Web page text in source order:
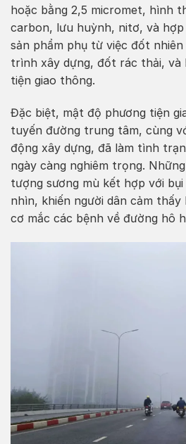
hoặc bằng 2,5 micromet, hình
carbon, lưu huỳnh, nitơ, và
sản phẩm phụ từ việc đốt
trình xây dựng, đốt rác thải, và
tiện giao thông.
Đặc biệt, mật độ phương tiện
tuyến đường trung tâm, cùng
động xây dựng, đã làm tình
ngày càng nghiêm trọng.
tượng sương mù kết hợp với
nhìn, khiến người dân cảm
cơ mắc các bệnh về đường hô